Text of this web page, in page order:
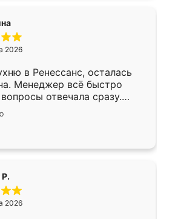
он более разнообразный.
что-то потребуется из
только здесь.
2026
в Ренессанс, осталась
Менеджер всё быстро
отвечала сразу.
в субботу, подошёл к
Собрали
работали аккуратно, даже
2026